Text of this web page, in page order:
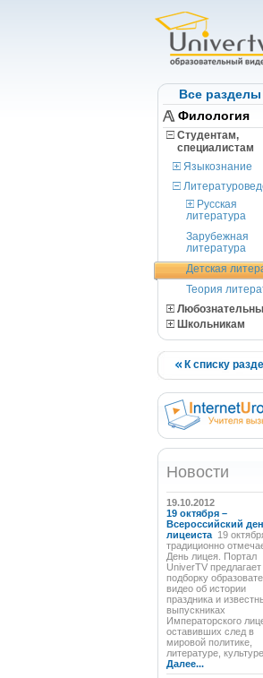
Все разделы
Филология
Студентам,
cпециалистам
Языкознание
Русская
литература
Зарубежная
литература
Детская
Теория
Школьникам
К списку
Новости
19.10.2012
19 октября –
Всероссийский
лицеиста 19
традиционно
День лицея. Портал
UniverTV
подборку
видео об истории
праздника и
выпускниках
Императорского
оставивших след в
мировой политике,
литературе, культуре.
Далее...